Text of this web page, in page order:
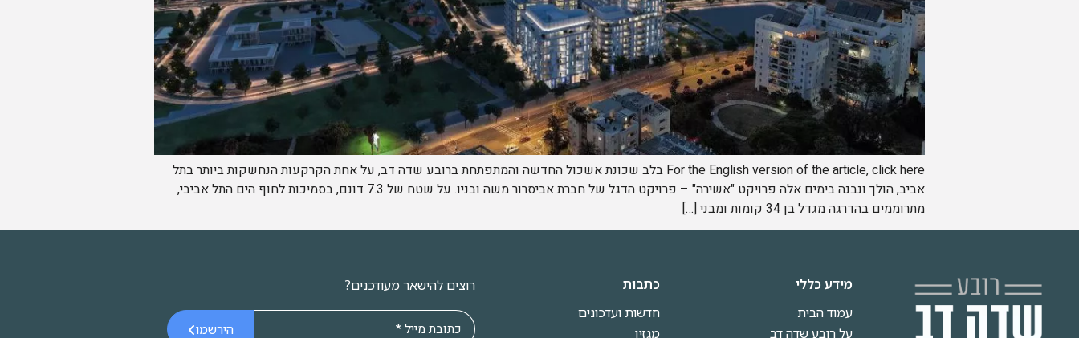
For the English version of the article, click here בלב שכונת אשכול החדשה והמתפתחת ברובע שדה דב, על אחת הקרקעות הנחשקות ביותר בתל
אביב, הולך ונבנה בימים אלה פרויקט "אשירה" – פרויקט הדגל של חברת אביסרור משה ובניו. על שטח של 7.3 דונם, בסמיכות לחוף הים התל אביבי,
מתרוממים בהדרגה מגדל בן 34 קומות ומבני […]
מידע כללי
עמוד הבית
על רובע שדה דב
כתבות
חדשות ועדכונים
מגזין
רוצים להישאר מעודכנים?
הירשמו